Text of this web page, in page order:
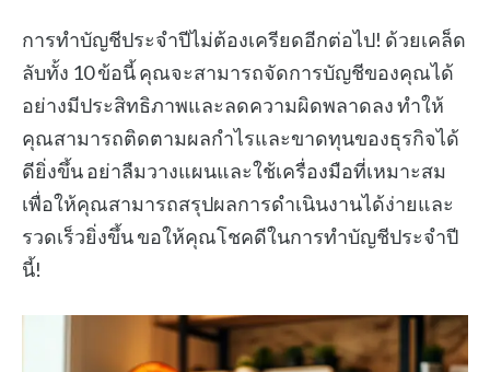
การทำบัญชีประจำปีไม่ต้องเครียดอีกต่อไป! ด้วยเคล็ด
ลับทั้ง 10 ข้อนี้ คุณจะสามารถจัดการบัญชีของคุณได้
อย่างมีประสิทธิภาพและลดความผิดพลาดลง ทำให้
คุณสามารถติดตามผลกำไรและขาดทุนของธุรกิจได้
ดียิ่งขึ้น อย่าลืมวางแผนและใช้เครื่องมือที่เหมาะสม
เพื่อให้คุณสามารถสรุปผลการดำเนินงานได้ง่ายและ
รวดเร็วยิ่งขึ้น ขอให้คุณโชคดีในการทำบัญชีประจำปี
นี้!